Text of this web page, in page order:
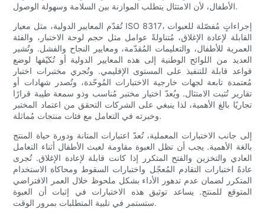
الأطفال، لأن الامتثال يتطلب الموازنة بين السلامة وسهولة الوصول.
تُقدّم المعايير الدولية، مثل معيار ISO 8317، إجراءاتٍ مُفصّلة للعبوات
القابلة لإعادة الإغلاق، مُتناولةً عوامل مثل حجم لوحة الاختبار، والفئة
العمرية للأطفال، والتعليمات المُقدّمة، ومعايير النجاح والفشل. وتُشير
العديد من اللوائح الوطنية إلى هذه المعايير الدولية أو تُكيّفها لوضع
قواعد قابلة للتنفيذ على المستوى الإقليمي. وتُجري مختبرات اختبار
مُعتمدة تابعة لجهات خارجية الاختبارات المُوحّدة، وتُصدر شهادات أو
تقارير تُثبت الامتثال. ويُعدّ اختيار مختبر مُناسب وذو سمعة طيبة قرارًا
تجاريًا بالغ الأهمية، لذا ينبغي على الشركات التحقق من اعتماد المختبر
وخبرته في التعامل مع فئات منتجات مُماثلة.
إلى جانب الاختبارات المعملية، تُعدّ اعتبارات المتانة ودورة حياة المنتج
بالغة الأهمية. يجب أن تظل العبوة مقاومة لعبث الأطفال أثناء التعامل
العادي والتخزين والفتح المتكرر إذا كانت قابلة لإعادة الإغلاق. تُجرى
عادةً اختبارات التقادم المُعجّل واختبارات السقوط ومحاكاة الاستخدام
المتكرر لضمان عدم تدهور الأداء بشكل ملحوظ خلال العمر الافتراضي
المتوقع للمنتج. يساعد توثيق هذه الاختبارات في إثبات أن العبوة
ستستمر في تلبية المتطلبات بمرور الوقت.